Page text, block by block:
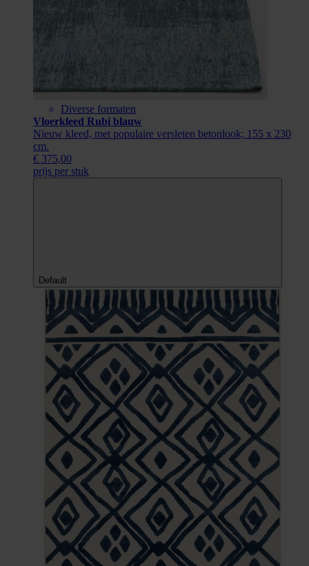
Diverse formaten
Vloerkleed Rubi blauw
Nieuw kleed, met populaire versleten betonlook; 155 x 230
cm.
€ 375,00
prijs per stuk
Default